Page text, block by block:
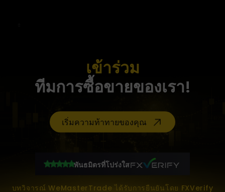
เข้าร่วม
ทีมการซื้อขายของเรา!
เริ่มความท้าทายของคุณ
พันธมิตรที่โปร่งใส
บทวิจารณ์ WeMasterTrade ได้รับการยืนยันโดย FXVerify